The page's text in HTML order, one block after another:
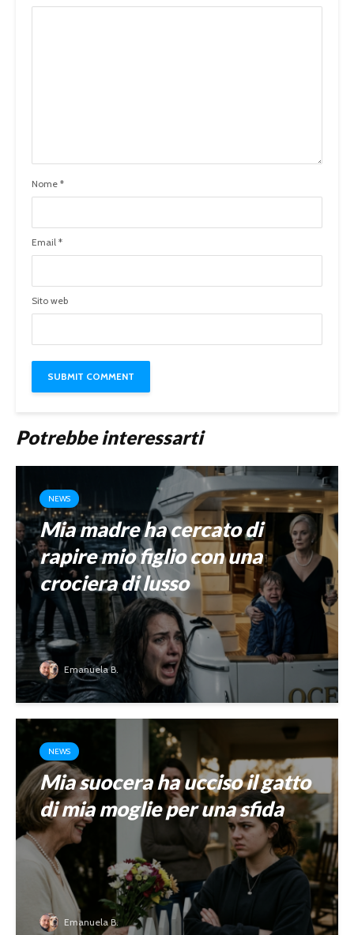
Nome *
Email *
Sito web
Potrebbe interessarti
NEWS
Mia madre ha cercato di
rapire mio figlio con una
crociera di lusso
Emanuela B.
NEWS
Mia suocera ha ucciso il gatto
di mia moglie per una sfida
Emanuela B.